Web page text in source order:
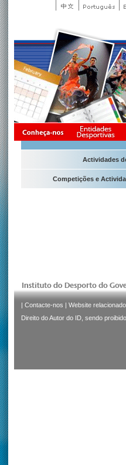
Actividades
Competições e
| Contacte-nos | Website relacionado
Direito do Autor do ID, sendo